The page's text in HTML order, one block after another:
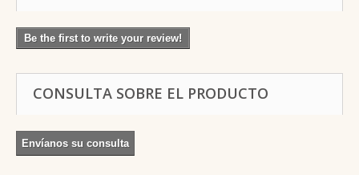
Be the first to write your review!
CONSULTA SOBRE EL PRODUCTO
Envíanos su consulta